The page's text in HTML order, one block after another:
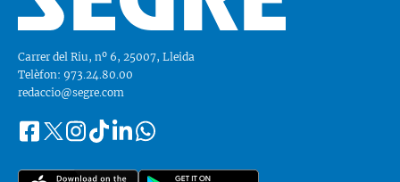
Carrer del Riu, nº 6, 25007, Lleida
Telèfon: 973.24.80.00
redaccio@segre.com
Segueix-
a::
FacebookInstagram
TiktokLinkedinWhatsapp